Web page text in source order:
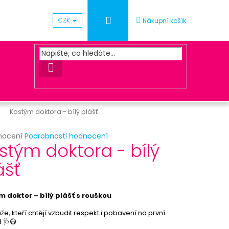
CZK PřihlášeníNákupní košík
HLEDAT
Kostým doktora - bílý plášť
Podrobnosti hodnocení
doktora - bílý
doktor – bílý plášť s rouškou
kteří chtějí vzbudit respekt i pobavení na první
OBJEDNÁVKY